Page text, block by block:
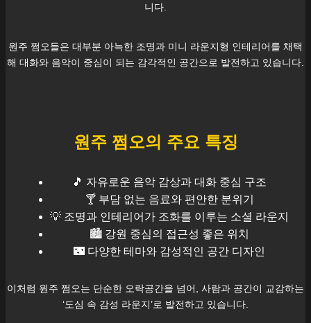
니다.
원주 쩜오들은 대부분 아늑한 조명과 미니 라운지형 인테리어를 채택
해 대화와 음악이 중심이 되는 감각적인 공간으로 발전하고 있습니다.
원주쩜오의 주요 특징
🎵 자유로운 음악 감상과 대화 중심 구조
🍸 부담 없는 음료와 편안한 분위기
💡 조명과 인테리어가 조화를 이루는 소셜 라운지
🏙️ 강원 중심의 접근성 좋은 위치
🌃 다양한 테마와 감성적인 공간 디자인
이처럼 원주 쩜오는 단순한 오락공간을 넘어, 사람과 공간이 교감하는
‘도심 속 감성 라운지’로 발전하고 있습니다.